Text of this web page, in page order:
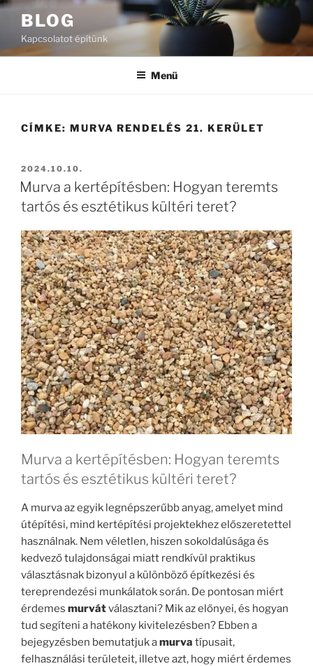
Tartalomhoz
BLOG
Kapcsolatot építünk
Menü
CÍMKE: MURVA RENDELÉS 21. KERÜLET
BEKÜLDVE:
2024.10.10.
Murva a kertépítésben: Hogyan teremts
tartós és esztétikus kültéri teret?
Murva a kertépítésben: Hogyan teremts
tartós és esztétikus kültéri teret?
A murva az egyik legnépszerűbb anyag, amelyet mind
útépítési, mind kertépítési projektekhez előszeretettel
használnak. Nem véletlen, hiszen sokoldalúsága és
kedvező tulajdonságai miatt rendkívül praktikus
választásnak bizonyul a különböző építkezési és
tereprendezési munkálatok során. De pontosan miért
érdemes murvátválasztani? Mik az előnyei, és hogyan
tud segíteni a hatékony kivitelezésben? Ebben a
bejegyzésben bemutatjuk amurva típusait,
felhasználási területeit, illetve azt, hogy miért érdemes